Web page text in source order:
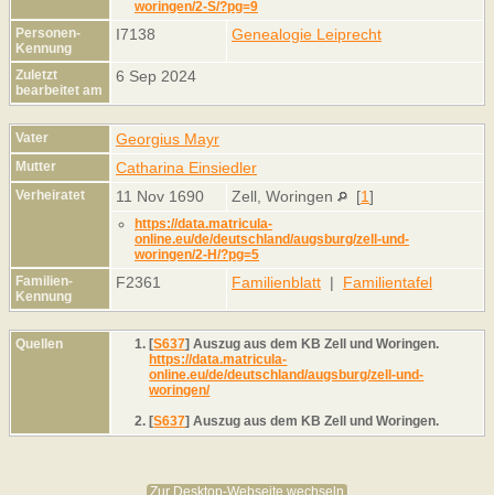
woringen/2-S/?pg=9
Personen-
Kennung
I7138 Genealogie Leiprecht
Zuletzt
bearbeitet am
6 Sep 2024
Vater Georgius Mayr
Mutter Catharina Einsiedler
Verheiratet 11 Nov 1690 Zell, Woringen [1]
https://data.matricula-
online.eu/de/deutschland/augsburg/zell-und-
woringen/2-H/?pg=5
Familien-
Kennung
F2361 Familienblatt | Familientafel
Quellen [S637] Auszug aus dem KB Zell und Woringen.
https://data.matricula-
online.eu/de/deutschland/augsburg/zell-und-
woringen/
[S637] Auszug aus dem KB Zell und Woringen.
Zur Desktop-Webseite wechseln